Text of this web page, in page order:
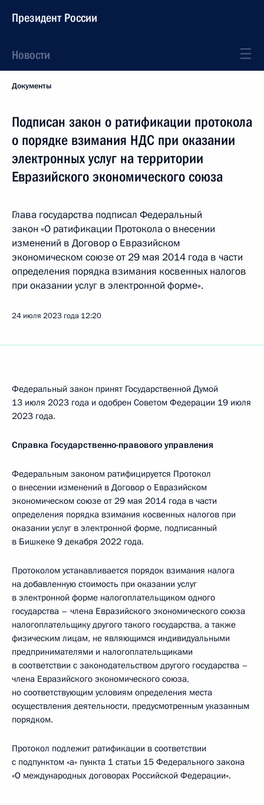
Президент России
Новости
Документы
Подписан закон о ратификации протокола
о порядке взимания НДС при оказании
электронных услуг на территории
Евразийского экономического союза
Глава государства подписал Федеральный
закон «О ратификации Протокола о внесении
изменений в Договор о Евразийском
экономическом союзе от 29 мая 2014 года в части
определения порядка взимания косвенных налогов
при оказании услуг в электронной форме».
24 июля 2023 года 12:20
Федеральный закон принят Государственной Думой
13 июля 2023 года и одобрен Советом Федерации 19 июля
2023 года.
Справка Государственно-правового управления
Федеральным законом ратифицируется Протокол
о внесении изменений в Договор о Евразийском
экономическом союзе от 29 мая 2014 года в части
определения порядка взимания косвенных налогов при
оказании услуг в электронной форме, подписанный
в Бишкеке 9 декабря 2022 года.
Протоколом устанавливается порядок взимания налога
на добавленную стоимость при оказании услуг
в электронной форме налогоплательщиком одного
государства – члена Евразийского экономического союза
налогоплательщику другого такого государства, а также
физическим лицам, не являющимся индивидуальными
предпринимателями и налогоплательщиками
в соответствии с законодательством другого государства –
члена Евразийского экономического союза,
но соответствующим условиям определения места
осуществления деятельности, предусмотренным указанным
порядком.
Протокол подлежит ратификации в соответствии
с подпунктом «а» пункта 1 статьи 15 Федерального закона
«О международных договорах Российской Федерации».